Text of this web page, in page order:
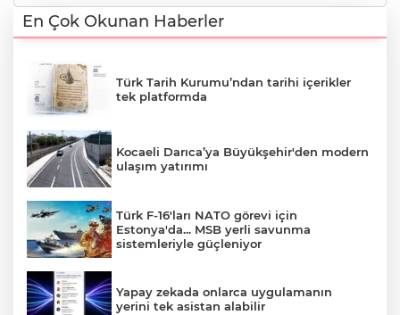
En Çok Okunan Haberler
Türk Tarih Kurumu’ndan tarihi içerikler
tek platformda
Kocaeli Darıca’ya Büyükşehir'den modern
ulaşım yatırımı
Türk F-16'ları NATO görevi için
Estonya'da... MSB yerli savunma
sistemleriyle güçleniyor
Yapay zekada onlarca uygulamanın
yerini tek asistan alabilir